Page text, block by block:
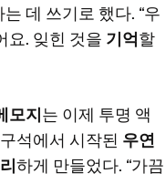
데 쓰기로 했다. “우
요. 잊힌 것을 기억 할
모지 는 이제 투명 액
석에서 시작된 우연
하게 만들었다. “가끔